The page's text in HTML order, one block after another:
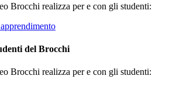
Brocchi realizza per e con gli studenti:
del Brocchi
Brocchi realizza per e con gli studenti: